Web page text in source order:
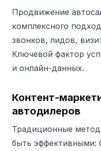
Продвижение
комплексного
звонков, лидов,
Ключевой фактор
и онлайн-данных.
Контент-
автодилеров
Традиционные
быть эффективными: